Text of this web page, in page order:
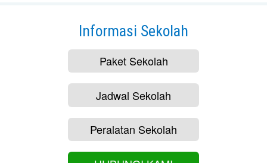
Informasi Sekolah
Paket Sekolah
Jadwal Sekolah
Peralatan Sekolah